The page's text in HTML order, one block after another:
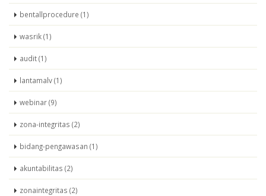
bentallprocedure (1)
wasrik (1)
audit (1)
lantamalv (1)
webinar (9)
zona-integritas (2)
bidang-pengawasan (1)
akuntabilitas (2)
zonaintegritas (2)